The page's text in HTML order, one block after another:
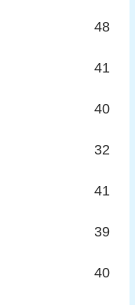
48
41
40
32
41
39
40